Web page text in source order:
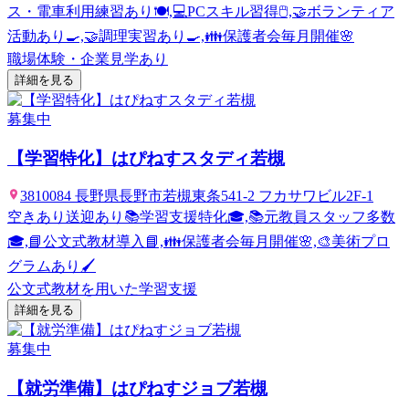
ス・電車利用練習あり🍽️,💻PCスキル習得🖱️,🤝ボランティア
活動あり🍳,🤝調理実習あり🍳,👪保護者会毎月開催🌸
職場体験・企業見学あり
詳細を見る
募集中
【学習特化】はぴねすスタディ若槻
3810084 長野県長野市若槻東条541-2 フカサワビル2F-1
空きあり 送迎あり 📚学習支援特化🎓,📚元教員スタッフ多数
🎓,📘公文式教材導入📘,👪保護者会毎月開催🌸,🎨美術プロ
グラムあり🖌️
公文式教材を用いた学習支援
詳細を見る
募集中
【就労準備】はぴねすジョブ若槻